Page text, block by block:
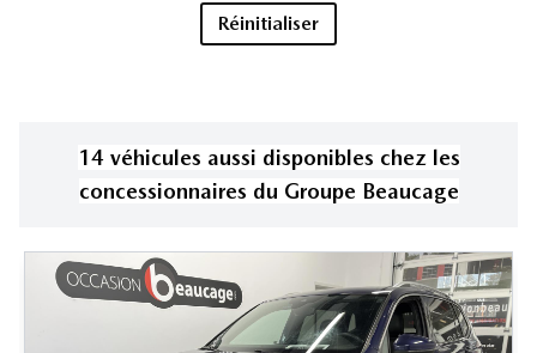
Réinitialiser
14 véhicules aussi disponibles chez les
concessionnaires du Groupe Beaucage